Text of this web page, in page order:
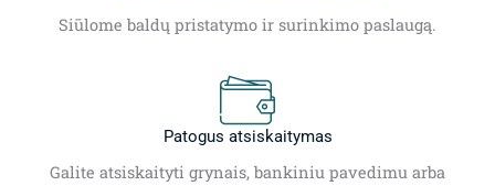
Siūlome baldų pristatymo ir surinkimo paslaugą.
Patogus atsiskaitymas
Galite atsiskaityti grynais, bankiniu pavedimu arba